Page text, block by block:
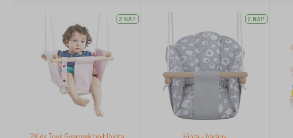
2 NAP 2 NAP